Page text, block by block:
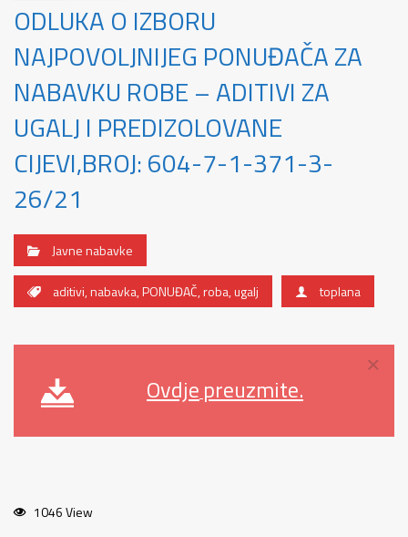
ODLUKA O IZBORU
NAJPOVOLJNIJEG PONUĐAČA ZA
NABAVKU ROBE – ADITIVI ZA
UGALJ I PREDIZOLOVANE
CIJEVI,BROJ: 604-7-1-371-3-
26/21
Javne nabavke
aditivi,nabavka,PONUĐAČ,roba,ugalj toplana
Ovdjepreuzmite.
×
1046 View